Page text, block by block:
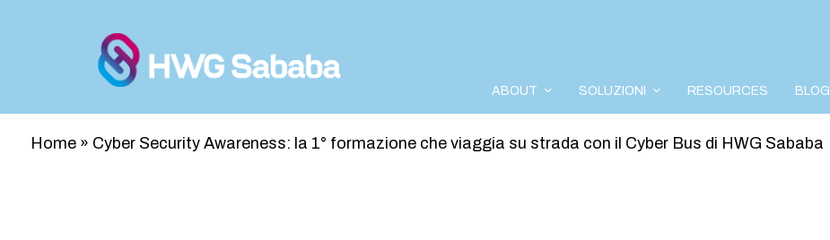
ABOUT SOLUZIONI RESOURCES BLOG
Home» Cyber Security Awareness: la 1° formazione che viaggia su strada con il Cyber Bus di HWG Sababa